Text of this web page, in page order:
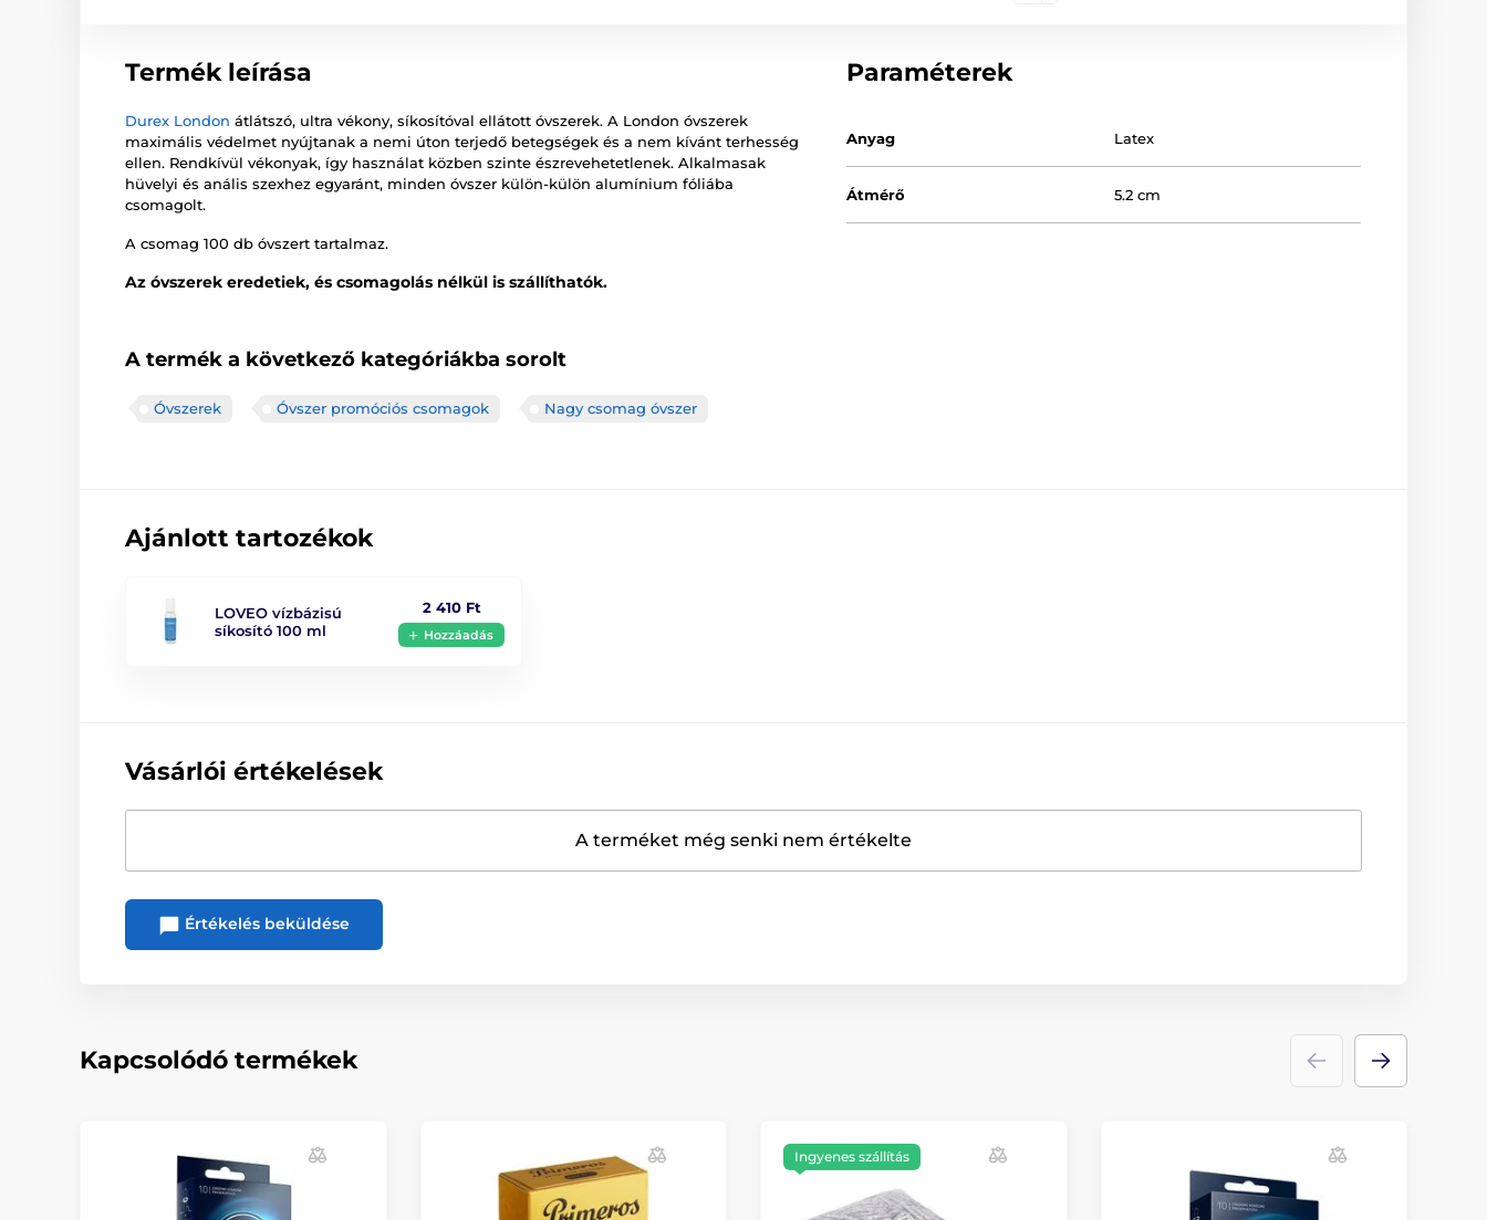
Termék leírása
Durex London átlátszó, ultra vékony, síkosítóval ellátott óvszerek. A London óvszerek
maximális védelmet nyújtanak a nemi úton terjedő betegségek és a nem kívánt terhesség
ellen. Rendkívül vékonyak, így használat közben szinte észrevehetetlenek. Alkalmasak
hüvelyi és anális szexhez egyaránt, minden óvszer külön-külön alumínium fóliába
csomagolt.
A csomag 100 db óvszert tartalmaz.
Az óvszerek eredetiek, és csomagolás nélkül is szállíthatók.
A termék a következő kategóriákba sorolt
Óvszerek Óvszer promóciós csomagok Nagy csomag óvszer
Paraméterek
Anyag Latex
Átmérő 5.2 cm
Ajánlott tartozékok
LOVEO vízbázisú
síkosító 100 ml
2 410 Ft
Hozzáadás
Vásárlói értékelések
A terméket még senki nem értékelte
Értékelés beküldése
Kapcsolódó termékek
Ingyenes szállítás